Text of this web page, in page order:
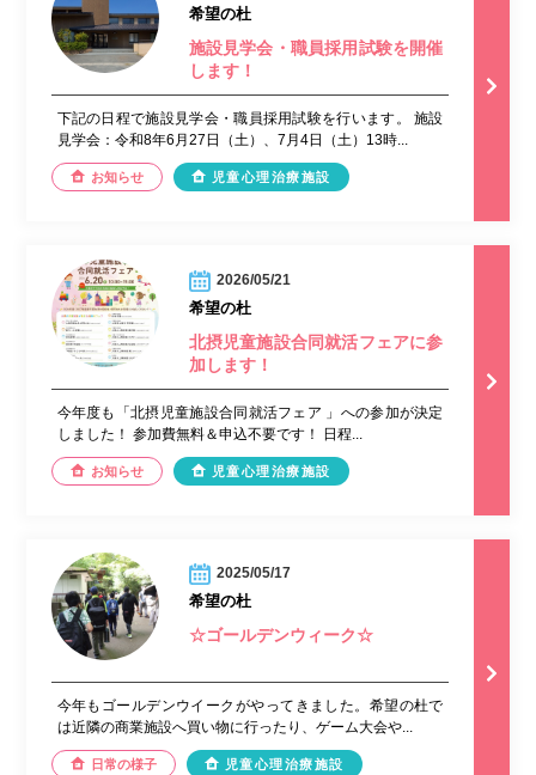
希望の杜
施設見学会・職員採用試験を開催
します！
下記の日程で施設見学会・職員採用試験を行います。 施設
見学会：令和8年6月27日（土）、7月4日（土）13時...
お知らせ 児童心理治療施設
2026/05/21
希望の杜
北摂児童施設合同就活フェアに参
加します！
今年度も「北摂児童施設合同就活フェア 」への参加が決定
しました！ 参加費無料＆申込不要です！ 日程...
お知らせ 児童心理治療施設
2025/05/17
希望の杜
☆ゴールデンウィーク☆
今年もゴールデンウイークがやってきました。希望の杜で
は近隣の商業施設へ買い物に行ったり、ゲーム大会や...
日常の様子 児童心理治療施設